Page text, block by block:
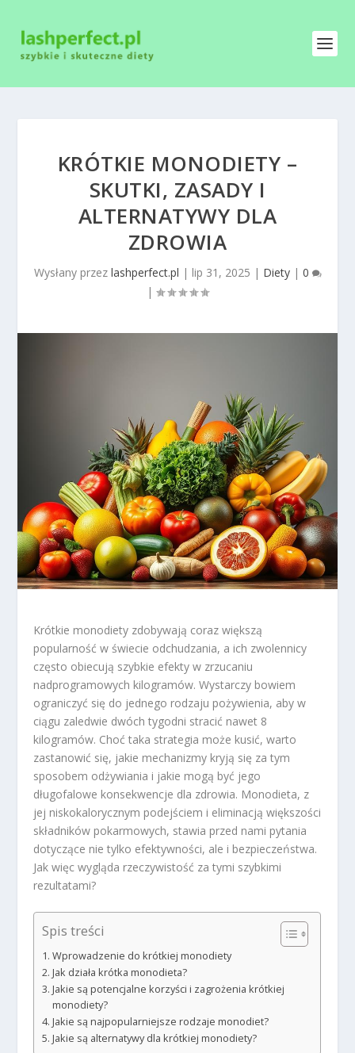
KRÓTKIE MONODIETY –
SKUTKI, ZASADY I
ALTERNATYWY DLA
ZDROWIA
Wysłany przez lashperfect.pl | lip 31, 2025 | Diety| 0
|
Krótkie monodiety zdobywają coraz większą
popularność w świecie odchudzania, a ich zwolennicy
często obiecują szybkie efekty w zrzucaniu
nadprogramowych kilogramów. Wystarczy bowiem
ograniczyć się do jednego rodzaju pożywienia, aby w
ciągu zaledwie dwóch tygodni stracić nawet 8
kilogramów. Choć taka strategia może kusić, warto
zastanowić się, jakie mechanizmy kryją się za tym
sposobem odżywiania i jakie mogą być jego
długofalowe konsekwencje dla zdrowia. Monodieta, z
jej niskokalorycznym podejściem i eliminacją większości
składników pokarmowych, stawia przed nami pytania
dotyczące nie tylko efektywności, ale i bezpieczeństwa.
Jak więc wygląda rzeczywistość za tymi szybkimi
rezultatami?
Spis treści
Wprowadzenie do krótkiej monodiety
Jak działa krótka monodieta?
Jakie są potencjalne korzyści i zagrożenia krótkiej
monodiety?
Jakie są najpopularniejsze rodzaje monodiet?
Jakie są alternatywy dla krótkiej monodiety?